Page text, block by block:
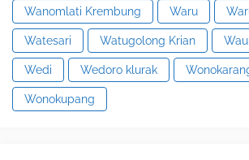
Wanomlati Krembung Waru
Watesari Watugolong Krian
Wedi Wedoro klurak
Wonokupang